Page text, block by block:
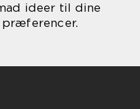
ideer til dine